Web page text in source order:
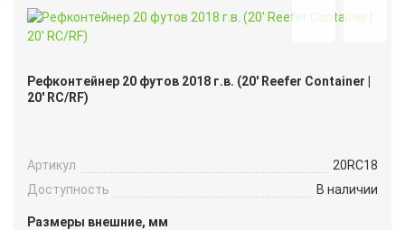
Рефконтейнер 20 футов 2018 г.в. (20′ Reefer Container |
20′ RC/RF)
Артикул
20RC18
Доступность
В наличии
Размеры внешние, мм